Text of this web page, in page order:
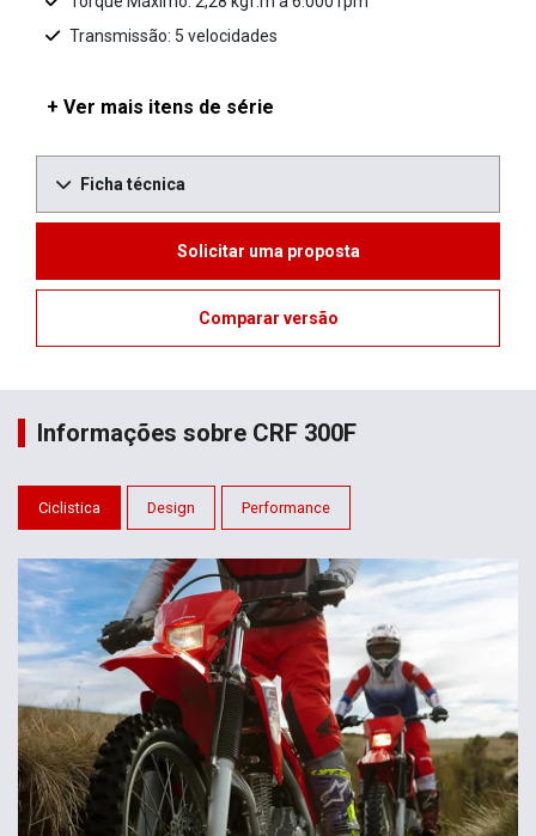
Transmissão: 5 velocidades
+ Ver mais itens de série
Ficha técnica
Solicitar uma proposta
Comparar versão
Informações sobre CRF 300F
Ciclistica Design Performance